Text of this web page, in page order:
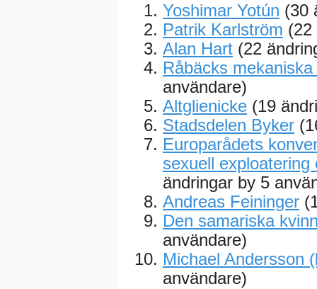
Yoshimar Yotún (30
Patrik Karlström (22
Alan Hart (22
Råbäcks
användare)
Altglienicke (19
Stadsdelen Byker
Europarådets
sexuell
ändringar by 5
Andreas Feininger
Den samariska
användare)
Michael Andersson
användare)